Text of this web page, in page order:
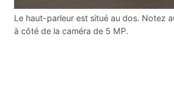
Le haut-parleur est situé au dos. Notez
à côté de la caméra de 5 MP.